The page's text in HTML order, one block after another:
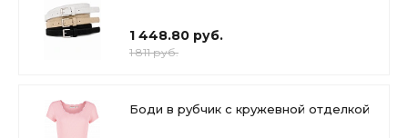
1 448.80 руб.
1 811 руб.
Боди в рубчик с кружевной отделкой